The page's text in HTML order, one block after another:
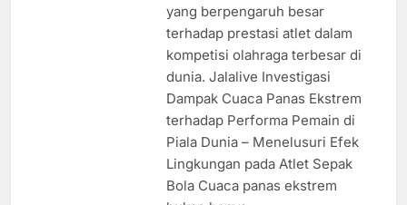
yang berpengaruh besar
terhadap prestasi atlet dalam
kompetisi olahraga terbesar di
dunia. Jalalive Investigasi
Dampak Cuaca Panas Ekstrem
terhadap Performa Pemain di
Piala Dunia – Menelusuri Efek
Lingkungan pada Atlet Sepak
Bola Cuaca panas ekstrem